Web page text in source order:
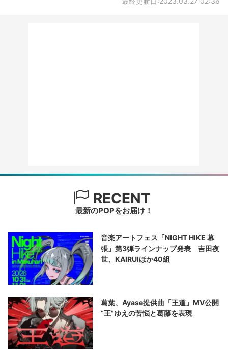
RECENT
最新のPOPをお届け！
音楽アートフェス「NIGHT HIKE 幕
張」第3弾ラインナップ発表 吉田夜
世、KAIRUIほか40組
葛葉、Ayase提供曲「王道」MV公開
“王”ゆえの苦悩と葛藤を表現